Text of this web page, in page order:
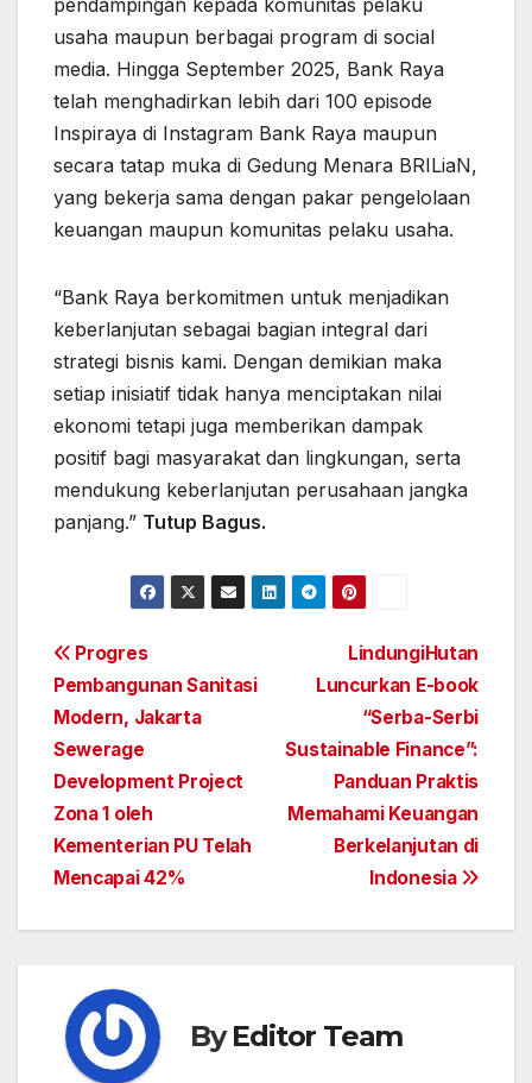
usaha maupun berbagai program di social
media. Hingga September 2025, Bank Raya
telah menghadirkan lebih dari 100 episode
Inspiraya di Instagram Bank Raya maupun
secara tatap muka di Gedung Menara BRILiaN,
yang bekerja sama dengan pakar pengelolaan
keuangan maupun komunitas pelaku usaha.
“Bank Raya berkomitmen untuk menjadikan
keberlanjutan sebagai bagian integral dari
strategi bisnis kami. Dengan demikian maka
setiap inisiatif tidak hanya menciptakan nilai
ekonomi tetapi juga memberikan dampak
positif bagi masyarakat dan lingkungan, serta
mendukung keberlanjutan perusahaan jangka
panjang.” Tutup Bagus.
Post
navigation
LindungiHutan
Luncurkan E-book
“Serba-Serbi
Sustainable Finance”:
Panduan Praktis
Memahami Keuangan
Berkelanjutan di
Indonesia
Progres
Pembangunan Sanitasi
Modern, Jakarta
Sewerage
Development Project
Zona 1 oleh
Kementerian PU Telah
Mencapai 42%
ByEditor Team